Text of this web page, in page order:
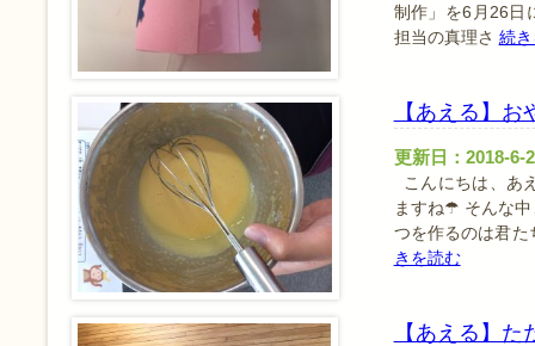
制作」を6月26日
担当の真理さ 続
【あえる】お
更新日：2018-6-
こんにちは、あ
ますね☂ そんな
つを作るのは君
きを読む
【あえる】